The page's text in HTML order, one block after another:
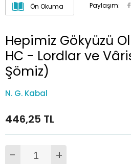
Ön Okuma Paylaşım:
Hepimiz Gökyüzü
HC - Lordlar ve
Şömiz)
N. G. Kabal
446,25 TL
- +